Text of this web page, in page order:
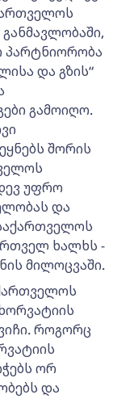
პარტნიორობა
და გზის“
გამოიღო.
შორის
უფრო
და
ხალხს -
მილოცვაში.
როგორც
ორ
და